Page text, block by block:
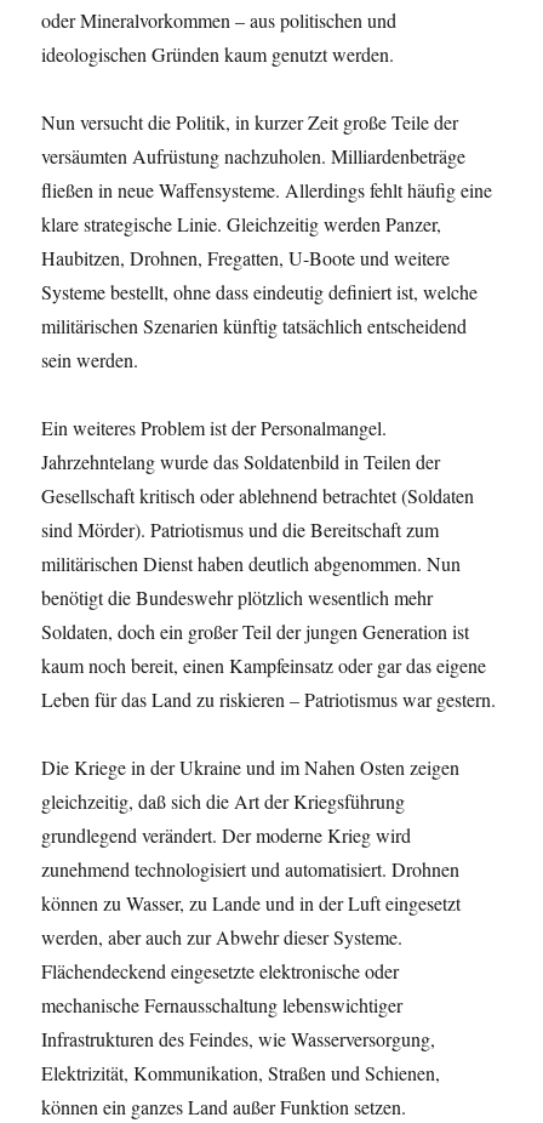
oder Mineralvorkommen – aus politischen und
ideologischen Gründen kaum genutzt werden.
Nun versucht die Politik, in kurzer Zeit große Teile der
versäumten Aufrüstung nachzuholen. Milliardenbeträge
fließen in neue Waffensysteme. Allerdings fehlt häufig eine
klare strategische Linie. Gleichzeitig werden Panzer,
Haubitzen, Drohnen, Fregatten, U-Boote und weitere
Systeme bestellt, ohne dass eindeutig definiert ist, welche
militärischen Szenarien künftig tatsächlich entscheidend
sein werden.
Ein weiteres Problem ist der Personalmangel.
Jahrzehntelang wurde das Soldatenbild in Teilen der
Gesellschaft kritisch oder ablehnend betrachtet (Soldaten
sind Mörder). Patriotismus und die Bereitschaft zum
militärischen Dienst haben deutlich abgenommen. Nun
benötigt die Bundeswehr plötzlich wesentlich mehr
Soldaten, doch ein großer Teil der jungen Generation ist
kaum noch bereit, einen Kampfeinsatz oder gar das eigene
Leben für das Land zu riskieren – Patriotismus war gestern.
Die Kriege in der Ukraine und im Nahen Osten zeigen
gleichzeitig, daß sich die Art der Kriegsführung
grundlegend verändert. Der moderne Krieg wird
zunehmend technologisiert und automatisiert. Drohnen
können zu Wasser, zu Lande und in der Luft eingesetzt
werden, aber auch zur Abwehr dieser Systeme.
Flächendeckend eingesetzte elektronische oder
mechanische Fernausschaltung lebenswichtiger
Infrastrukturen des Feindes, wie Wasserversorgung,
Elektrizität, Kommunikation, Straßen und Schienen,
können ein ganzes Land außer Funktion setzen.